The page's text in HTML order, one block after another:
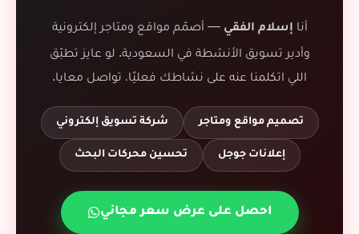
أنا إسلام الفقي — أصمّم مواقع ومتاجر إلكترونية
وأدير تسويق الأنشطة في السعودية. لو عايز تطبّق
اللي اتكلمنا عنه على نشاطك فعليًا، تواصل معايا.
تصميم مواقع ومتاجر شركة تسويق إلكتروني
إعلانات جوجل تحسين محركات البحث
احصل على عرض سعر مجاني